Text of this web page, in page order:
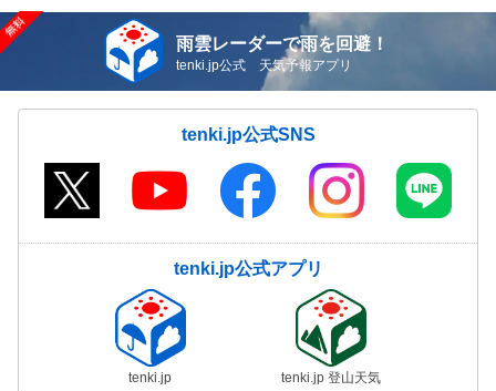
雨雲レーダーで雨を回避！
tenki.jp公式 天気予報アプリ
tenki.jp公式SNS
tenki.jp公式アプリ
tenki.jp tenki.jp 登山天気